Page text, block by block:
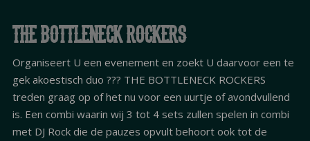
THE BOTTLENECK ROCKERS
Organiseert U een evenement en zoekt U daarvoor een te
gek akoestisch duo ??? THE BOTTLENECK ROCKERS
treden graag op of het nu voor een uurtje of avondvullend
is. Een combi waarin wij 3 tot 4 sets zullen spelen in combi
met DJ Rock die de pauzes opvult behoort ook tot de